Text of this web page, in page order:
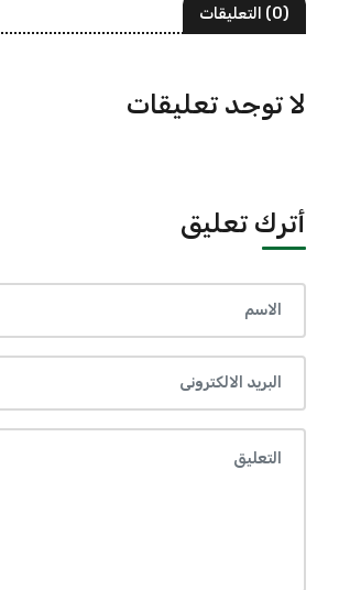
(0) التعليقات
لا توجد تعليقات
أترك تعليق